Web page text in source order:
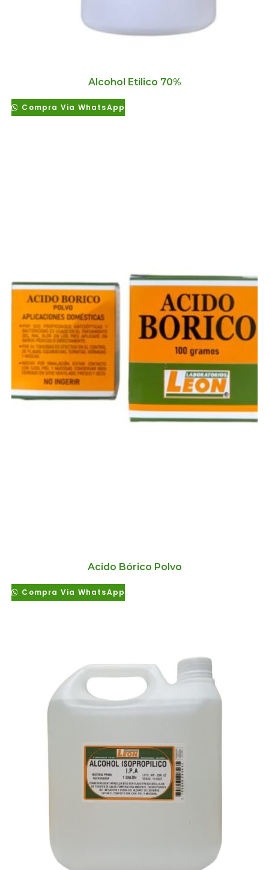
Alcohol Etilico 70%
Compra Via WhatsApp
Acido Bórico Polvo
Compra Via WhatsApp